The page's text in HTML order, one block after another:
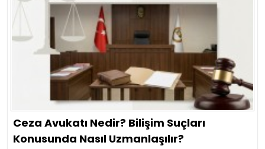
Ceza Avukatı Nedir? Bilişim Suçları
Konusunda Nasıl Uzmanlaşılır?